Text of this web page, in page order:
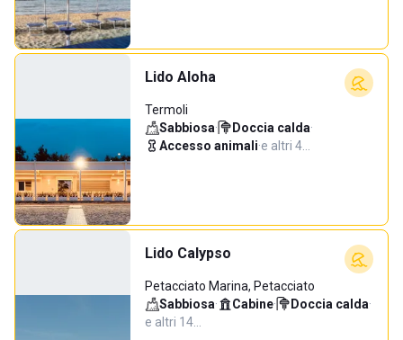
Lido Aloha
Termoli
Sabbiosa· Doccia calda·
Accesso animali·e altri 4…
Lido Calypso
Petacciato Marina, Petacciato
Sabbiosa· Cabine· Doccia calda·
e altri 14…